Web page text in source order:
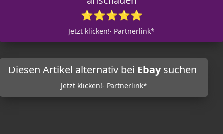
⭐⭐⭐⭐⭐
Jetzt klicken!- Partnerlink*
Diesen Artikel alternativ bei Ebaysuchen
Jetzt klicken!- Partnerlink*